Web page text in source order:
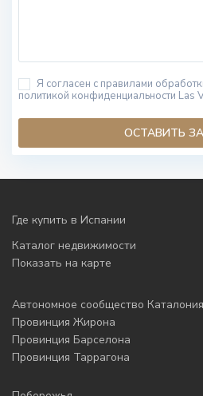
Я согласен с правилами
политикой конфиденциальности Las
Где купить в Испании
Каталог недвижимости
Показать на карте
Автономное сообщество Каталония
Провинция Жирона
Провинция Барселона
Провинция Таррагона